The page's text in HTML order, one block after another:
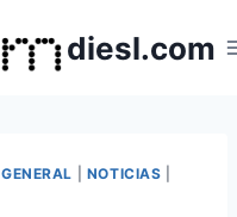
diesl.com
GENERAL NOTICIAS